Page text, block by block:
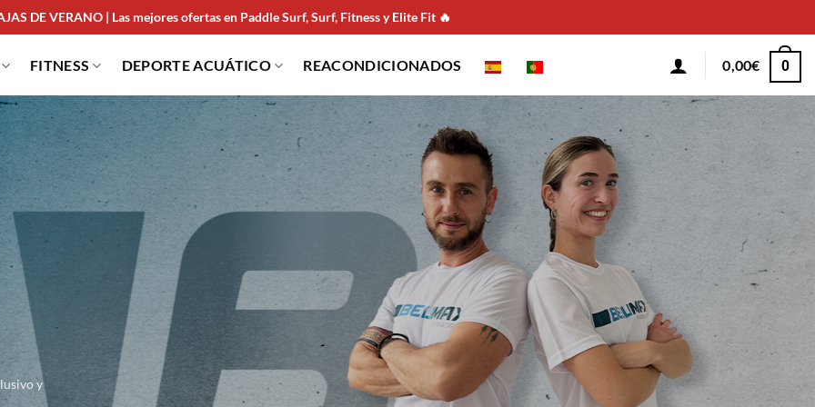
DE VERANO | Las mejores ofertas en Paddle Surf, Surf, Fitness y Elite Fit 🔥
FITNESS DEPORTE ACUÁTICO REACONDICIONADOS 0,00€ 0
y